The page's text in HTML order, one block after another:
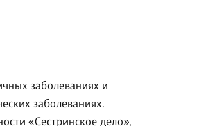
заболеваниях и
заболеваниях.
«Сестринское дело»,